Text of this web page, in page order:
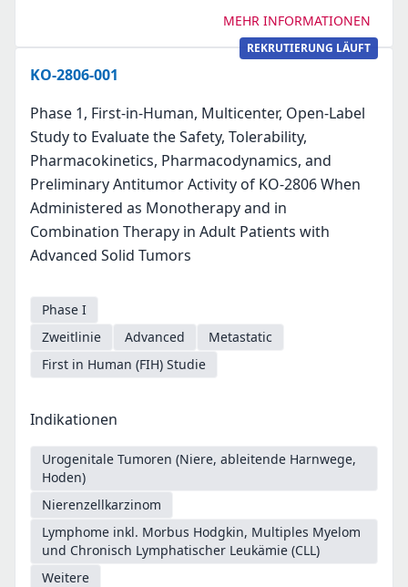
MEHR INFORMATIONEN
REKRUTIERUNG LÄUFT
KO-2806-001
Phase 1, First-in-Human, Multicenter, Open-Label
Study to Evaluate the Safety, Tolerability,
Pharmacokinetics, Pharmacodynamics, and
Preliminary Antitumor Activity of KO-2806 When
Administered as Monotherapy and in
Combination Therapy in Adult Patients with
Advanced Solid Tumors
Phase I
Zweitlinie
Advanced
Metastatic
First in Human (FIH) Studie
Indikationen
Urogenitale Tumoren (Niere, ableitende Harnwege,
Hoden)
Nierenzellkarzinom
Lymphome inkl. Morbus Hodgkin, Multiples Myelom
und Chronisch Lymphatischer Leukämie (CLL)
Weitere